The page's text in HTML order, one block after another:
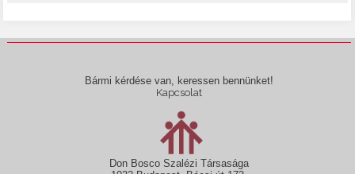
Bármi kérdése van, keressen bennünket!
Kapcsolat
Don Bosco Szalézi Társasága